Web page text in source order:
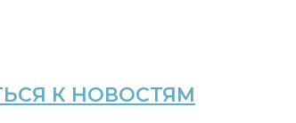
К НОВОСТЯМ